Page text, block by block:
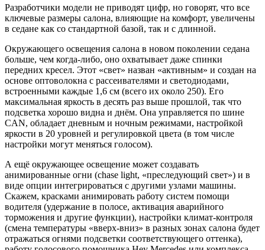
Разработчики модели не приводят цифр, но говорят, что все
ключевые размеры салона, влияющие на комфорт, увеличены
в седане как со стандартной базой, так и с длинной.
Окружающего освещения салона в новом поколении седана
больше, чем когда-либо, оно охватывает даже спинки
передних кресел. Этот «свет» назван «активным» и создан на
основе оптоволокна с рассеивателями и светодиодами,
встроенными каждые 1,6 см (всего их около 250). Его
максимальная яркость в десять раз выше прошлой, так что
подсветка хорошо видна и днём. Она управляется по шине
CAN, обладает дневным и ночным режимами, настройкой
яркости в 20 уровней и регулировкой цвета (в том числе
настройки могут меняться голосом).
А ещё окружающее освещение может создавать
анимированные огни (chase light, «преследующий свет») и в
виде опции интегрироваться с другими узлами машины.
Скажем, красками анимировать работу систем помощи
водителя (удержание в полосе, активация аварийного
торможения и другие функции), настройки климат-контроля
(смена температуры «вверх-вниз» в разных зонах салона будет
отражаться огнями подсветки соответствующего оттенка),